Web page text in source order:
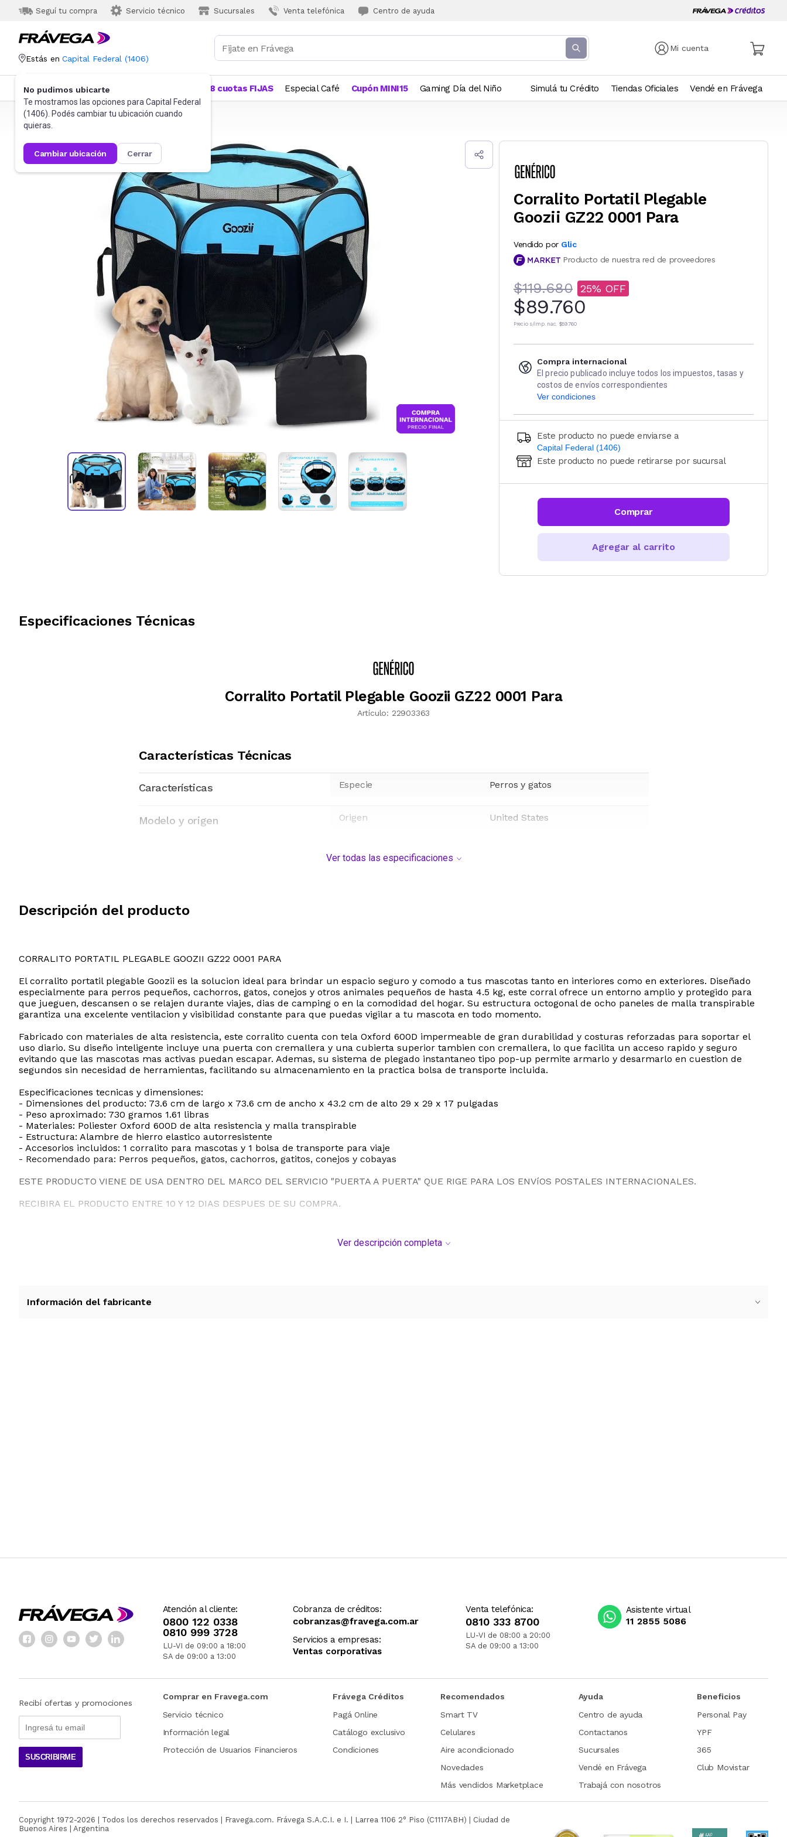
Seguí tu compra Servicio técnico Sucursales Venta telefónica Centro de ayuda
Mi cuenta
Estás en Capital Federal (1406)
No pudimos ubicarte
Te mostramos las opciones para Capital Federal
(1406). Podés cambiar tu ubicación cuando
quieras.
cambiar ubicación cerrar
Categorías Más Vendidos 18 cuotas FIJAS Especial Café Cupón MINI15 Gaming Día del Niño Simulá tu Crédito Tiendas Oficiales Vendé en Frávega
Frávega Mascotas Camas y cuchas
Corralito Portatil Plegable
Goozii GZ22 0001 Para
Vendido por Glic
Producto de nuestra red de proveedores
$119.680 25
$89.760
Precio s/imp. nac. $89.760
Compra internacional
El precio publicado incluye todos los impuestos, tasas y
costos de envíos correspondientes
Ver condiciones
Este producto no puede enviarse a
Capital Federal (1406)
Ingresá código postal (sólo números)
CALCULAR
Este producto no puede retirarse por sucursal
Comprar
Agregar al carrito
Especificaciones Técnicas
Corralito Portatil Plegable Goozii GZ22 0001 Para
Artículo: 22903363
Características Técnicas
Características Especie Perros y gatos
Modelo y origen Origen United States
Ver todas las especificaciones
Descripción del producto
CORRALITO PORTATIL PLEGABLE GOOZII GZ22 0001 PARA
El corralito portatil plegable Goozii es la solucion ideal para brindar un espacio seguro y comodo a tus mascotas tanto en interiores como en exteriores. Diseñado
especialmente para perros pequeños, cachorros, gatos, conejos y otros animales pequeños de hasta 4.5 kg, este corral ofrece un entorno amplio y protegido para
que jueguen, descansen o se relajen durante viajes, dias de camping o en la comodidad del hogar. Su estructura octogonal de ocho paneles de malla transpirable
garantiza una excelente ventilacion y visibilidad constante para que puedas vigilar a tu mascota en todo momento.
Fabricado con materiales de alta resistencia, este corralito cuenta con tela Oxford 600D impermeable de gran durabilidad y costuras reforzadas para soportar el
uso diario. Su diseño inteligente incluye una puerta con cremallera y una cubierta superior tambien con cremallera, lo que facilita un acceso rapido y seguro
evitando que las mascotas mas activas puedan escapar. Ademas, su sistema de plegado instantaneo tipo pop-up permite armarlo y desarmarlo en cuestion de
segundos sin necesidad de herramientas, facilitando su almacenamiento en la practica bolsa de transporte incluida.
Especificaciones tecnicas y dimensiones:
- Dimensiones del producto: 73.6 cm de largo x 73.6 cm de ancho x 43.2 cm de alto 29 x 29 x 17 pulgadas
- Peso aproximado: 730 gramos 1.61 libras
- Materiales: Poliester Oxford 600D de alta resistencia y malla transpirable
- Estructura: Alambre de hierro elastico autorresistente
- Accesorios incluidos: 1 corralito para mascotas y 1 bolsa de transporte para viaje
- Recomendado para: Perros pequeños, gatos, cachorros, gatitos, conejos y cobayas
ESTE PRODUCTO VIENE DE USA DENTRO DEL MARCO DEL SERVICIO "PUERTA A PUERTA" QUE RIGE PARA LOS ENVíOS POSTALES INTERNACIONALES.
RECIBIRA EL PRODUCTO ENTRE 10 Y 12 DIAS DESPUES DE SU COMPRA.
Ver descripción completa
Información del fabricante
Atención al cliente:
0800 122 0338
0810 999 3728
LU-VI de 09:00 a 18:00
SA de 09:00 a 13:00
Cobranza de créditos:
cobranzas@fravega.com.ar
Servicios a empresas:
Ventas corporativas
Venta telefónica:
0810 333 8700
LU-VI de 08:00 a 20:00
SA de 09:00 a 13:00
Asistente virtual
11 2855 5086
Recibí ofertas y promociones
SUSCRIBIRME
Comprar en Fravega.com
Servicio técnico
Información legal
Protección de Usuarios Financieros
Frávega Créditos
Pagá Online
Catálogo exclusivo
Condiciones
Recomendados
Smart TV
Celulares
Aire acondicionado
Novedades
Más vendidos Marketplace
Ayuda
Centro de ayuda
Contactanos
Sucursales
Vendé en Frávega
Trabajá con nosotros
Beneficios
Personal Pay
YPF
365
Club Movistar
Copyright 1972-2026 | Todos los derechos reservados | Fravega.com. Frávega S.A.C.I. e I. | Larrea 1106 2° Piso (C1117ABH) | Ciudad de
Buenos Aires | Argentina